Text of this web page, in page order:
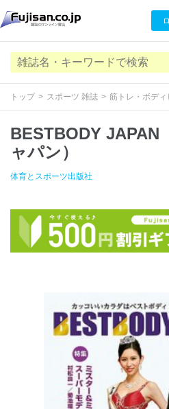
トップ スポーツ 雑誌 筋トレ・ボディ
BESTBODY JAPAN
ャパン）
体育とスポーツ出版社